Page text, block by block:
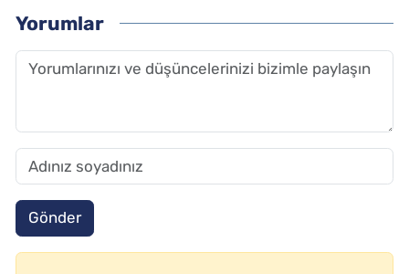
Yorumlar
Gönder